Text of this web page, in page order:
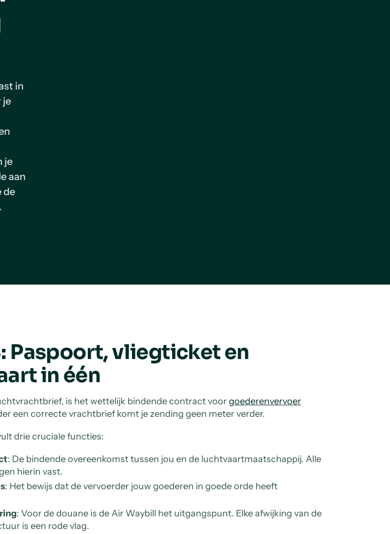
in
je
je
aan
de
Paspoort, vliegticket en
in één
is het wettelijk bindende contract voorgoederenvervoer
een correcte vrachtbrief komt je zending geen meter verder.
drie cruciale functies:
: De bindende overeenkomst tussen jou en de luchtvaartmaatschappij. Alle
hierin vast.
: Het bewijs dat de vervoerder jouw goederen in goede orde heeft
: Voor de douane is de Air Waybill het uitgangspunt. Elke afwijking van de
is een rode vlag.